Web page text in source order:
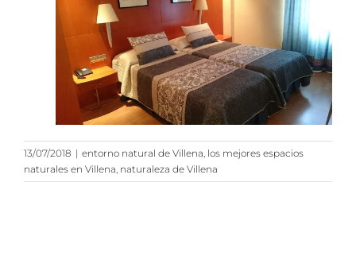
13/07/2018 | entorno natural de Villena, los mejores espacios
naturales en Villena, naturaleza de Villena